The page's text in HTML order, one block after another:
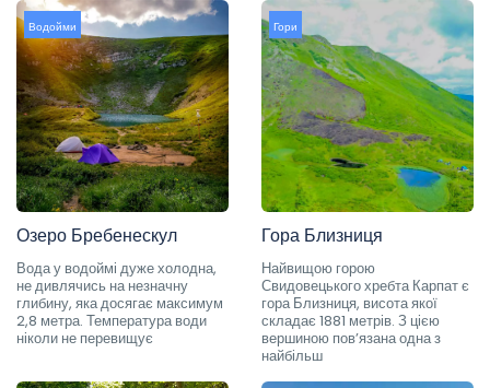
Водойми
Озеро Бребенескул
Вода у водоймі дуже холодна,
не дивлячись на незначну
глибину, яка досягає максимум
2,8 метра. Температура води
ніколи не перевищує
Гори
Гора Близниця
Найвищою горою
Свидовецького хребта Карпат є
гора Близниця, висота якої
складає 1881 метрів. З цією
вершиною пов’язана одна з
найбільш